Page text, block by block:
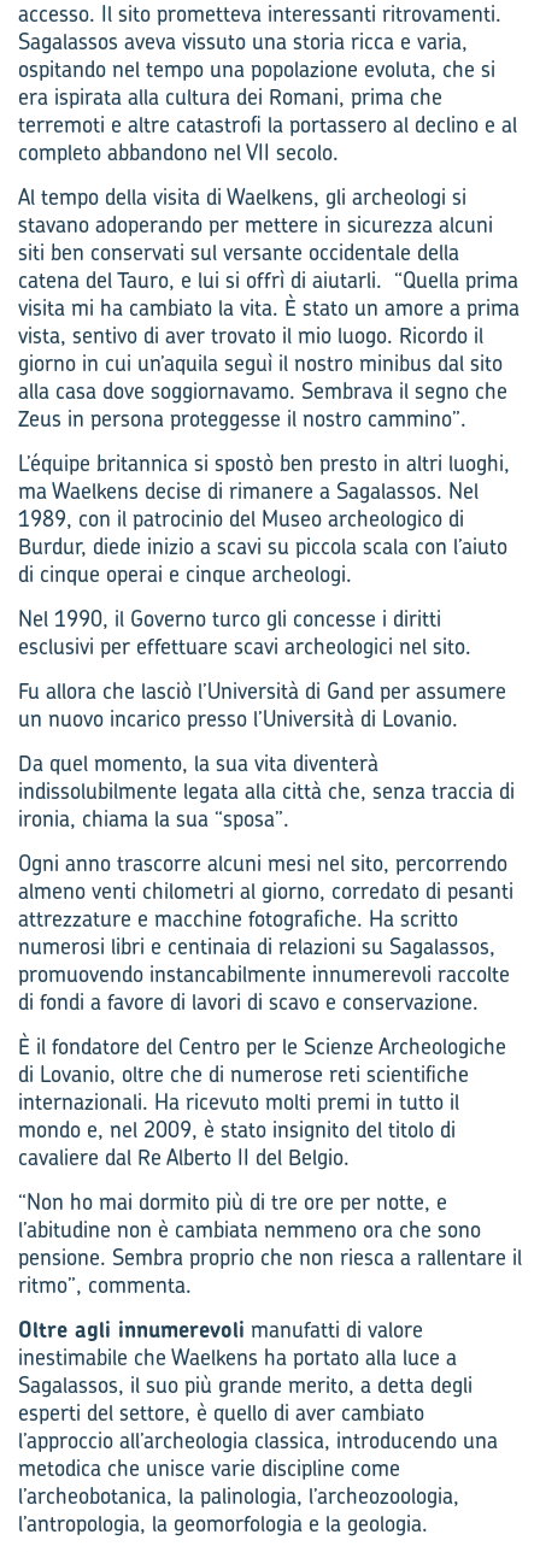
accesso. Il sito prometteva interessanti ritrovamenti.
Sagalassos aveva vissuto una storia ricca e varia,
ospitando nel tempo una popolazione evoluta, che si
era ispirata alla cultura dei Romani, prima che
terremoti e altre catastrofi la portassero al declino e al
completo abbandono nel VII secolo.
Al tempo della visita di Waelkens, gli archeologi si
stavano adoperando per mettere in sicurezza alcuni
siti ben conservati sul versante occidentale della
catena del Tauro, e lui si offrì di aiutarli. “Quella prima
visita mi ha cambiato la vita. È stato un amore a prima
vista, sentivo di aver trovato il mio luogo. Ricordo il
giorno in cui un’aquila seguì il nostro minibus dal sito
alla casa dove soggiornavamo. Sembrava il segno che
Zeus in persona proteggesse il nostro cammino”.
L’équipe britannica si spostò ben presto in altri luoghi,
ma Waelkens decise di rimanere a Sagalassos. Nel
1989, con il patrocinio del Museo archeologico di
Burdur, diede inizio a scavi su piccola scala con l’aiuto
di cinque operai e cinque archeologi.
Nel 1990, il Governo turco gli concesse i diritti
esclusivi per effettuare scavi archeologici nel sito.
Fu allora che lasciò l’Università di Gand per assumere
un nuovo incarico presso l’Università di Lovanio.
Da quel momento, la sua vita diventerà
indissolubilmente legata alla città che, senza traccia di
ironia, chiama la sua “sposa”.
Ogni anno trascorre alcuni mesi nel sito, percorrendo
almeno venti chilometri al giorno, corredato di pesanti
attrezzature e macchine fotografiche. Ha scritto
numerosi libri e centinaia di relazioni su Sagalassos,
promuovendo instancabilmente innumerevoli raccolte
di fondi a favore di lavori di scavo e conservazione.
È il fondatore del Centro per le Scienze Archeo­logiche
di Lovanio, oltre che di numerose reti scientifiche
internazionali. Ha ricevuto molti premi in tutto il
mondo e, nel 2009, è stato insignito del titolo di
cavaliere dal Re Alberto II del Belgio.
“Non ho mai dormito più di tre ore per notte, e
l’abitudine non è cambiata nemmeno ora che sono
pensione. Sembra proprio che non riesca a rallentare il
ritmo”, commenta.
Oltre agli innumerevoli manufatti di valore
inestimabile che Waelkens ha portato alla luce a
Sagalassos, il suo più grande merito, a detta degli
esperti del settore, è quello di aver cambiato
l’approccio all’archeologia classica, introducendo una
metodica che unisce varie discipline come
l’archeobotanica, la palinologia, l’archeozoologia,
l’antropologia, la geomorfologia e la geologia.